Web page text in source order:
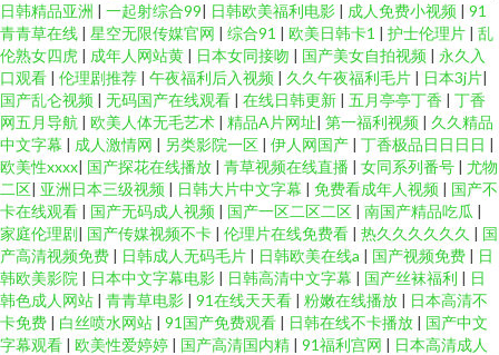
日韩精品亚洲 | 一起射综合99| 日韩欧美福利电影 | 成人免费小视频 | 91
青青草在线 | 星空无限传媒官网 | 综合91 | 欧美日韩卡1 | 护士伦理片 | 乱
伦熟女四虎 | 成年人网站黄 | 日本女同接吻 | 国产美女自拍视频 | 永久入
口观看 | 伦理剧推荐 | 午夜福利后入视频 | 久久午夜福利毛片 | 日本3j片|
国产乱仑视频 | 无码国产在线观看 | 在线日韩更新 | 五月亭亭丁香 | 丁香
网五月导航 | 欧美人体无毛艺术 | 精品A片网址| 第一福利视频 | 久久精品
中文字幕 | 成人激情网 | 另类影院一区 | 伊人网国产 | 丁香极品日日日日 |
欧美性xxxx| 国产探花在线播放 | 青草视频在线直播 | 女同系列番号 | 尤物
二区| 亚洲日本三级视频 | 日韩大片中文字幕 | 免费看成年人视频 | 国产不
卡在线观看 | 国产无码成人视频 | 国产一区二区二区 | 南国产精品吃瓜 |
家庭伦理剧| 国产传媒视频不卡 | 伦理片在线免费看 | 热久久久久久久 | 国
产高清视频免费 | 日韩成人无码毛片 | 日韩欧美在线a | 国产视频免费 | 日
韩欧美影院 | 日本中文字幕电影 | 日韩高清中文字幕 | 国产丝袜福利 | 日
韩色成人网站 | 青青草电影 | 91在线天天看 | 粉嫩在线播放 | 日本高清不
卡免费 | 白丝喷水网站 | 91国产免费观看 | 日韩在线不卡播放 | 国产中文
字幕观看 | 欧美性爱婷婷 | 国产高清国内精 | 91福利宫网 | 日本高清成人